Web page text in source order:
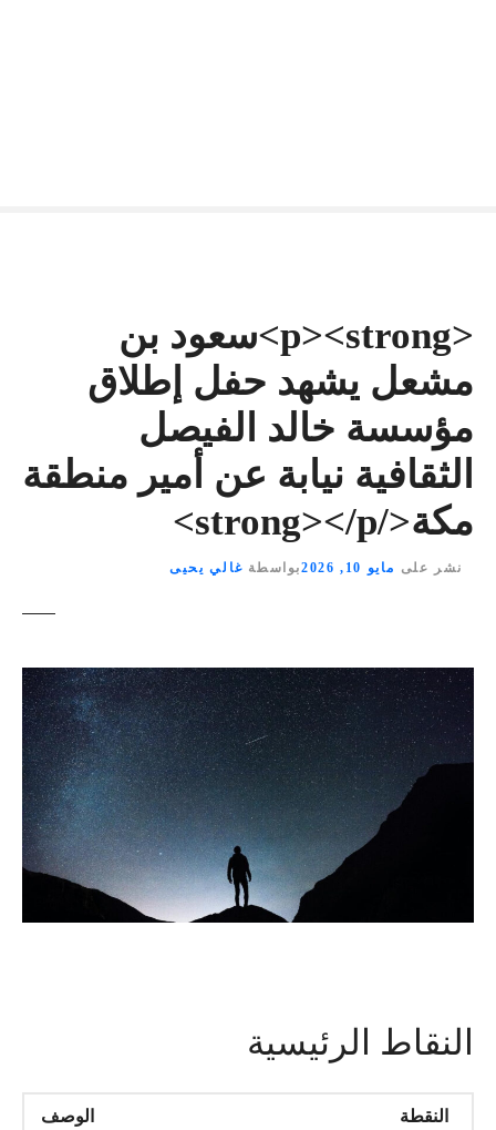
<p><strong>سعود بن
مشعل يشهد حفل إطلاق
مؤسسة خالد الفيصل
الثقافية نيابة عن أمير منطقة
مكة</strong></p>
نشر على مايو 10, 2026 بواسطة غالي يحيى
النقاط الرئيسية
النقطة الوصف